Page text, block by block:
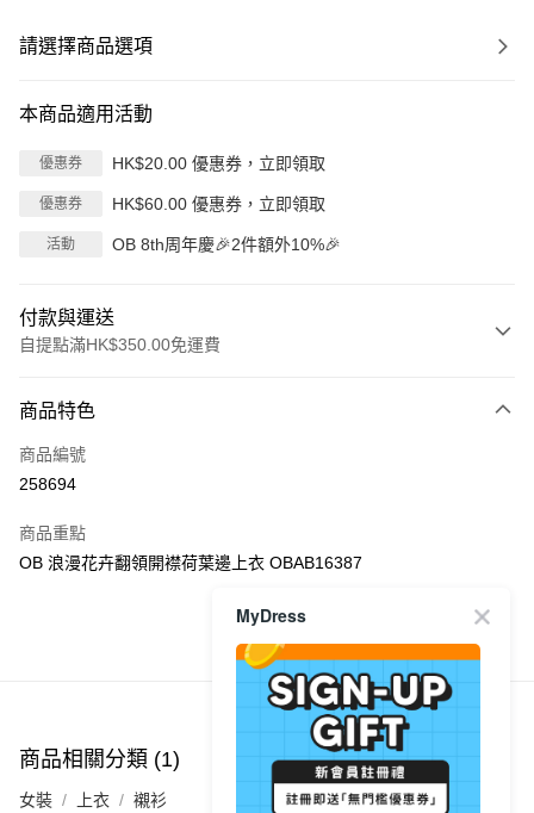
請選擇商品選項
本商品適用活動
優惠券 HK$20.00 優惠券，立即領取
優惠券 HK$60.00 優惠券，立即領取
活動 OB 8th周年慶🎉2件額外10%🎉
付款與運送
自提點滿HK$350.00免運費
信用卡
Apple Pay
PayMe
每筆HK$40.00，滿HK$350.00或以上免運費
付款後順豐站及營業點
每筆HK$40.00，滿HK$350.00或以上免運費
商品特色
商品編號
258694
商品重點
OB 浪漫花卉翻領開襟荷葉邊上衣 OBAB16387
商品推薦
商品相關分類 (1)
女裝 上衣 襯衫
MyDress